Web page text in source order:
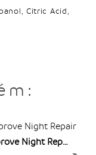
Citric Acid,
Improve Night Repair